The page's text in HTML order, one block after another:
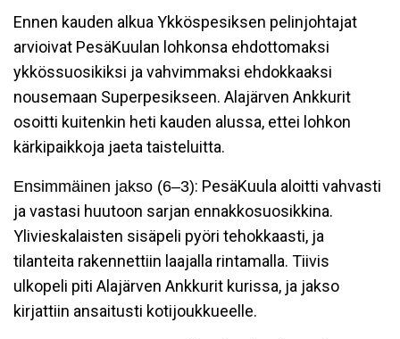
Ennen kauden alkua Ykköspesiksen pelinjohtajat
arvioivat PesäKuulan lohkonsa ehdottomaksi
ykkössuosikiksi ja vahvimmaksi ehdokkaaksi
nousemaan Superpesikseen. Alajärven Ankkurit
osoitti kuitenkin heti kauden alussa, ettei lohkon
kärkipaikkoja jaeta taisteluitta.
Ensimmäinen jakso (6–3): PesäKuula aloitti vahvasti
ja vastasi huutoon sarjan ennakkosuosikkina.
Ylivieskalaisten sisäpeli pyöri tehokkaasti, ja
tilanteita rakennettiin laajalla rintamalla. Tiivis
ulkopeli piti Alajärven Ankkurit kurissa, ja jakso
kirjattiin ansaitusti kotijoukkueelle.